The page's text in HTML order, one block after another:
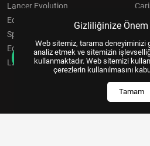
Lancer Evolution
Eclipse
Space Star
Eclipse Cross
L200
Gizliliğinize
Web sitemiz, tarama
analiz etmek ve sitemizin
kullanmaktadır. Web sitemizi
çerezlerin kullanılmasını
Tamam